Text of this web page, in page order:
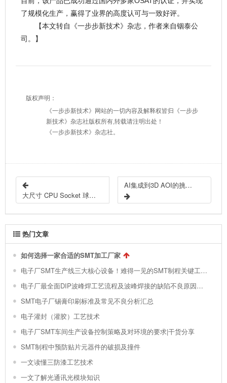
了规模化生产，赢得了业界的高度认可与一致好评。
【本文转自《一步步新技术》杂志，作者来自铟泰公
司。】
版权声明：
《一步步新技术》网站的一切内容及解释权皆归《一步步
新技术》杂志社版权所有,转载请注明出处！
《一步步新技术》杂志社。
大尺寸 CPU Socket 球窝假焊问题研究
AI集成到3D AOI的挑战与考虑因素
热门文章
如何选择一家合适的SMT加工厂家
电子厂SMT生产线三大核心设备！难得一见的SMT制程关键工艺视频！
电子厂最全面DIP波峰焊工艺流程及波峰焊接的缺陷不良原因分析 !
SMT电子厂锡膏印刷标准及常见不良分析汇总
电子灌封（灌胶）工艺技术
电子厂SMT车间生产设备控制策略及对环境的要求|干货分享
SMT制程中预防贴片元器件的破损及撞件
一文读懂三防漆工艺技术
一文了解光通讯光模块知识